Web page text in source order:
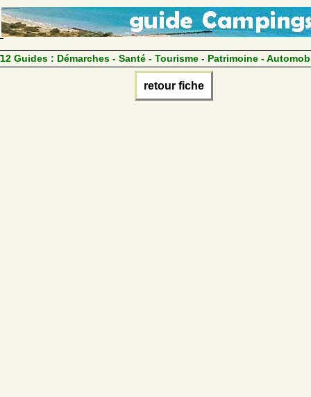
12 Guides : Démarches - Santé - Tourisme - Patrimoine -
retour fiche